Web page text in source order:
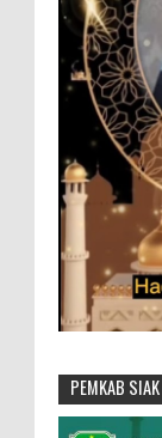
PEMKAB SIAK